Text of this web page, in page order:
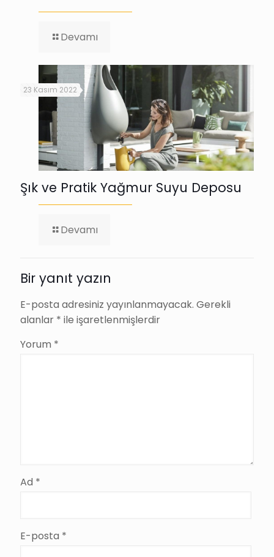
Devamı
Kusursuz
Mudur?
Kusursuz
Sanat
Eseri
Var
Mıdır?
23 Kasım 2022
Şık ve Pratik Yağmur Suyu Deposu
Devamı
Yağmur
Suyu
Deposu
Bir yanıt yazın
E-posta adresiniz yayınlanmayacak. Gerekli
alanlar * ile işaretlenmişlerdir
Yorum *
Ad *
E-posta *